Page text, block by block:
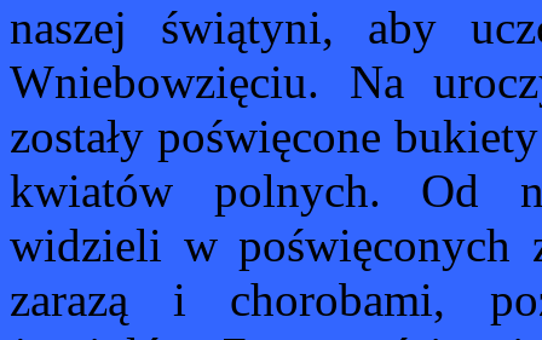
naszej świątyni, aby
Wniebowzięciu. Na
zostały poświęcone
kwiatów polnych. Od
widzieli w poświęconych
zarazą i chorobami,